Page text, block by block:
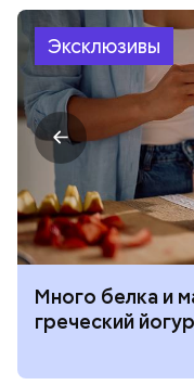
Эксклюзивы
Много белка и
греческий